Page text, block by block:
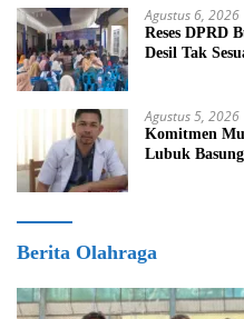
Agustus 6, 2026
Reses DPRD
Desil Tak
Agustus 5, 2026
Komitmen
Lubuk
Berita Olahraga